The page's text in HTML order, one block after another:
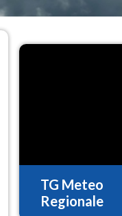
TG Meteo
Regionale